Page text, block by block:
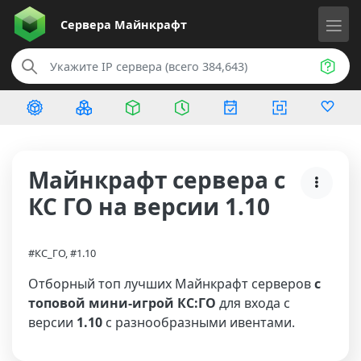
Сервера Майнкрафт
Майнкрафт сервера с
КС ГО на версии 1.10
#КС_ГО, #1.10
Отборный топ лучших Майнкрафт серверовс
топовой мини-игрой КС:ГО для входа с
версии 1.10 с разнообразными ивентами.